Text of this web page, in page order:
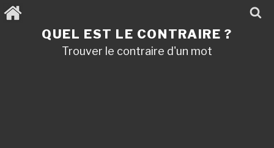
Aller
au
QUEL EST LE CONTRAIRE ?
Trouver le contraire d'un mot